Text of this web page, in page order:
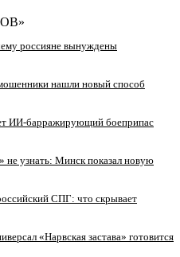
россияне вынуждены
нашли новый способ
ИИ-барражирующий боеприпас
не узнать: Минск показал новую
СПГ: что скрывает
«Нарвская застава» готовится